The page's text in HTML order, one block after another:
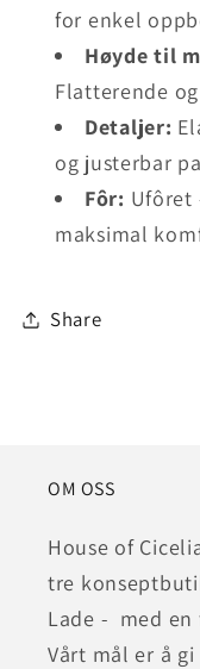
for enkel
Høyde til
Flatterende
Detaljer:
og justerbar
Fôr: Ufôret
maksimal
Share
OM OSS
House of
tre
Lade - med
Vårt mål er å